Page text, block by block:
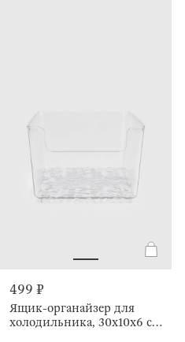
499 ₽
Ящик-органайзер для
холодильника, 30х10х6 см,